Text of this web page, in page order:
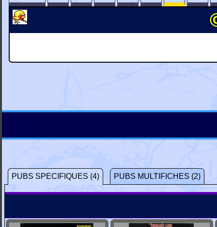
PUBS SPECIFIQUES (4) PUBS MULTIFICHES (2)